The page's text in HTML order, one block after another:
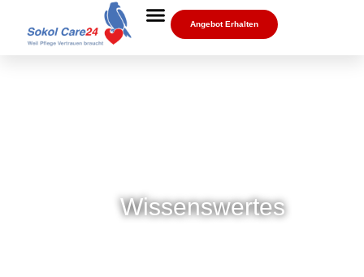
Angebot Erhalten
Wissenswertes